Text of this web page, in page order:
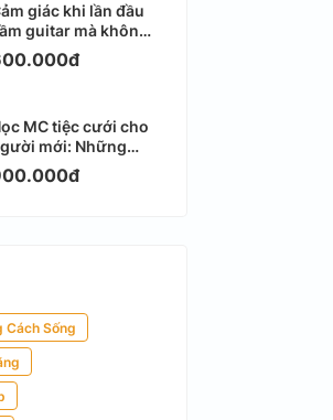
giác khi lần đầu
guitar mà không
bắt đầu từ đâu
MC tiệc cưới cho
mới: Những
đầu thực sự khá
Cách Sống